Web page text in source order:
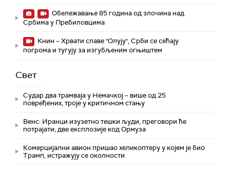
Обележавање 85 година од злочина над
Србима у Пребиловцима
Книн – Хрвати славе "Олују", Срби се сећају
погрома и тугују за изгубљеним огњиштем
Свет
Судар два трамваја у Немачкој – више од 25
повређених, троје у критичном стању
Венс: Иранци изузетно тешки људи, преговори ће
потрајати; две експлозије код Ормуза
Комерцијални авион пришао хеликоптеру у којем је био
Трамп, истражују се околности